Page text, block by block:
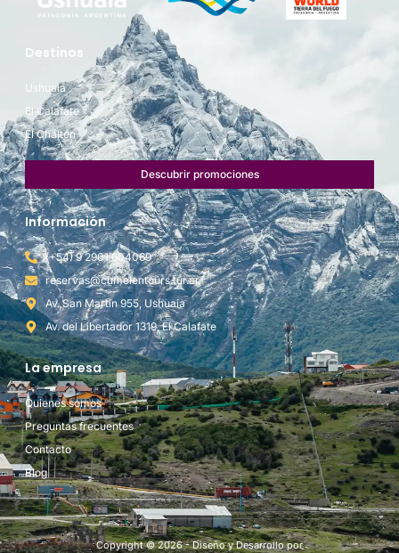
Destinos
Ushuaia
El Calafate
El Chaltén
Descubrir promociones
Información
(+54) 9 2901 604069
reservas@cumelentours.tur.ar
Av. San Martín 955, Ushuaia
Av. del Libertador 1319, El Calafate
La empresa
Quienes somos
Preguntas frecuentes
Contacto
Blog
Copyright © 2026 - Diseño y Desarrollo por